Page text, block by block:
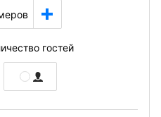
гостей